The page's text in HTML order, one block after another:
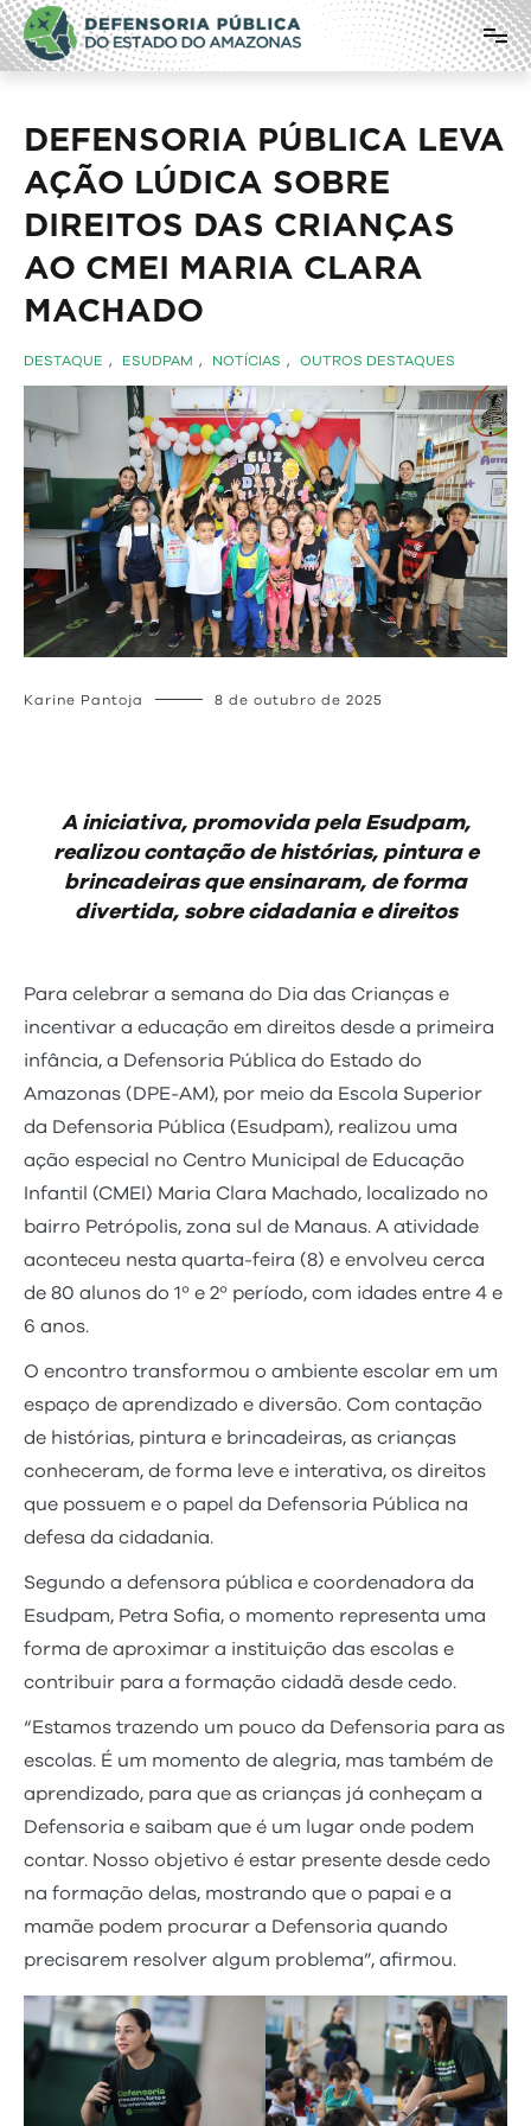
Pular
para
o
conteúdo
Defensoria Pública do Estado do
Amazonas
DEFENSORIA PÚBLICA LEVA
AÇÃO LÚDICA SOBRE
DIREITOS DAS CRIANÇAS
AO CMEI MARIA CLARA
MACHADO
DESTAQUE , ESUDPAM , NOTÍCIAS , OUTROS DESTAQUES
Karine Pantoja 8 de outubro de 2025
A iniciativa, promovida pela Esudpam,
realizou contação de histórias, pintura e
brincadeiras que ensinaram, de forma
divertida, sobre cidadania e direitos
Para celebrar a semana do Dia das Crianças e
incentivar a educação em direitos desde a primeira
infância, a Defensoria Pública do Estado do
Amazonas (DPE-AM), por meio da Escola Superior
da Defensoria Pública (Esudpam), realizou uma
ação especial no Centro Municipal de Educação
Infantil (CMEI) Maria Clara Machado, localizado no
bairro Petrópolis, zona sul de Manaus. A atividade
aconteceu nesta quarta-feira (8) e envolveu cerca
de 80 alunos do 1º e 2º período, com idades entre 4 e
6 anos.
O encontro transformou o ambiente escolar em um
espaço de aprendizado e diversão. Com contação
de histórias, pintura e brincadeiras, as crianças
conheceram, de forma leve e interativa, os direitos
que possuem e o papel da Defensoria Pública na
defesa da cidadania.
Segundo a defensora pública e coordenadora da
Esudpam, Petra Sofia, o momento representa uma
forma de aproximar a instituição das escolas e
contribuir para a formação cidadã desde cedo.
“Estamos trazendo um pouco da Defensoria para as
escolas. É um momento de alegria, mas também de
aprendizado, para que as crianças já conheçam a
Defensoria e saibam que é um lugar onde podem
contar. Nosso objetivo é estar presente desde cedo
na formação delas, mostrando que o papai e a
mamãe podem procurar a Defensoria quando
precisarem resolver algum problema”, afirmou.